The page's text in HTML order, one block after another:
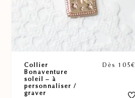
Collier
Bonaventure
soleil – à
personnaliser /
graver
Dès 105€